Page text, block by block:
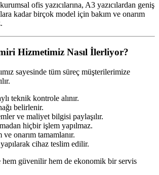
ofis yazıcılarına, A3 yazıcılardan geniş
kadar birçok model için bakım ve onarım
Hizmetimiz Nasıl İlerliyor?
sayesinde tüm süreç müşterilerimize
teknik kontrole alınır.
belirlenir.
ve maliyet bilgisi paylaşılır.
hiçbir işlem yapılmaz.
onarım tamamlanır.
yapılarak cihaz teslim edilir.
hem güvenilir hem de ekonomik bir servis